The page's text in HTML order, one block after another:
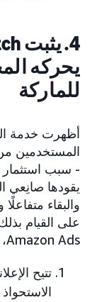
يحركه
للماركة
المستخدمين
- سبب استثمار
يقودها صانِعي
والبقاء
على القيام
Amazon Ads، عن ثلاثة حلول إعلانية جديدة:
تتيح